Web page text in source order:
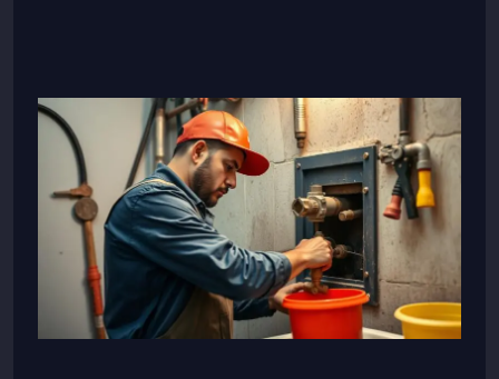
فنى
صحى
جميعة
غرب
عبدالله
مبارك
|
50267365